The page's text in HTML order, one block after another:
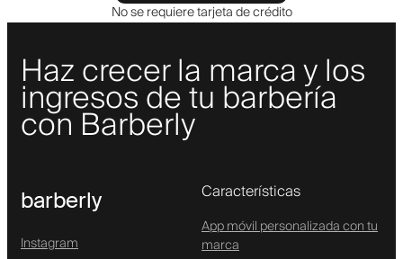
No se requiere tarjeta de crédito
Haz crecer la marca y los
ingresos de tu barbería
con Barberly
barberly
Instagram
Características
App móvil personalizada con tu
marca